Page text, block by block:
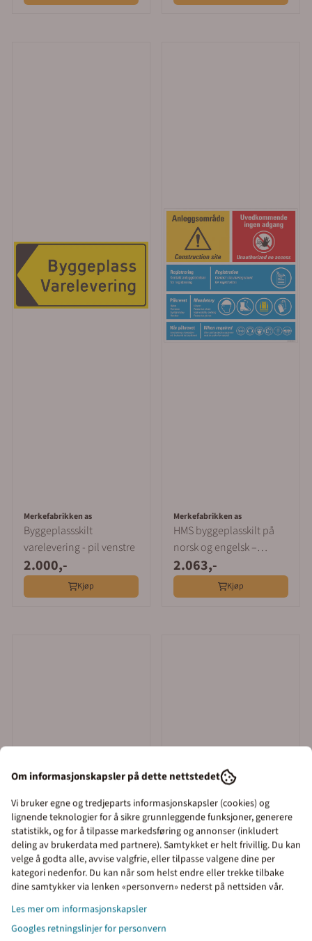
Merkefabrikken as
Byggeplassskilt
varelevering - pil venstre
2.000,-
Kjøp
Merkefabrikken as
HMS byggeplasskilt på
norsk og engelsk –
påbud, forbud og farer
2.063,-
Kjøp
Priser inkl. eller ekskl.
mva
I denne butikken kan du
Om informasjonskapsler på dette nettstedet
Vi bruker egne og tredjeparts informasjonskapsler (cookies) og
lignende teknologier for å sikre grunnleggende funksjoner, generere
statistikk, og for å tilpasse markedsføring og annonser (inkludert
deling av brukerdata med partnere). Samtykket er helt frivillig. Du kan
velge å godta alle, avvise valgfrie, eller tilpasse valgene dine per
kategori nedenfor. Du kan når som helst endre eller trekke tilbake
dine samtykker via lenken «personvern» nederst på nettsiden vår.
Les mer om informasjonskapsler
Googles retningslinjer for personvern